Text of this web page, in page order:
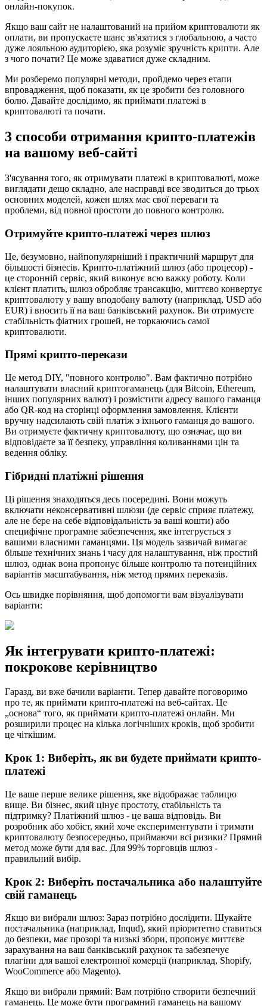
онлайн-покупок.
Якщо ваш сайт не налаштований на прийом криптовалюти як
оплати, ви пропускаєте шанс зв'язатися з глобальною, а часто
дуже лояльною аудиторією, яка розуміє зручність крипти. Але
з чого почати? Це може здаватися дуже складним.
Ми розберемо популярні методи, пройдемо через етапи
впровадження, щоб показати, як це зробити без головного
болю. Давайте дослідимо, як приймати платежі в
криптовалюті та почати.
3 способи отримання крипто-платежів
на вашому веб-сайті
З'ясування того, як отримувати платежі в криптовалюті, може
виглядати дещо складно, але насправді все зводиться до трьох
основних моделей, кожен шлях має свої переваги та
проблеми, від повної простоти до повного контролю.
Отримуйте крипто-платежі через шлюз
Це, безумовно, найпопулярніший і практичний маршрут для
більшості бізнесів. Крипто-платіжний шлюз (або процесор) -
це сторонній сервіс, який виконує всю важку роботу. Коли
клієнт платить, шлюз обробляє трансакцію, миттєво конвертує
криптовалюту у вашу вподобану валюту (наприклад, USD або
EUR) і вносить її на ваш банківський рахунок. Ви отримуєте
стабільність фіатних грошей, не торкаючись самої
криптовалюти.
Прямі крипто-перекази
Це метод DIY, "повного контролю". Вам фактично потрібно
налаштувати власний криптогаманець (для Bitcoin, Ethereum,
інших популярних валют) і розмістити адресу вашого гаманця
або QR-код на сторінці оформлення замовлення. Клієнти
вручну надсилають свій платіж з їхнього гаманця до вашого.
Ви отримуєте фактичну криптовалюту, що означає, що ви
відповідаєте за її безпеку, управління коливаннями цін та
ведення обліку.
Гібридні платіжні рішення
Ці рішення знаходяться десь посередині. Вони можуть
включати неконсервативні шлюзи (де сервіс сприяє платежу,
але не бере на себе відповідальність за ваші кошти) або
специфічне програмне забезпечення, яке інтегрується з
вашими власними гаманцями. Ця модель зазвичай вимагає
більше технічних знань і часу для налаштування, ніж простий
шлюз, однак вона пропонує більше контролю та потенційних
варіантів масштабування, ніж метод прямих переказів.
Ось швидке порівняння, щоб допомогти вам візуалізувати
варіанти:
Як інтегрувати крипто-платежі:
покрокове керівництво
Гаразд, ви вже бачили варіанти. Тепер давайте поговоримо
про те, як приймати крипто-платежі на веб-сайтах. Це
„основа“ того, як приймати крипто-платежі онлайн. Ми
розширили процес на кілька логічніших кроків, щоб зробити
це чіткішим.
Крок 1: Виберіть, як ви будете приймати крипто-
платежі
Це ваше перше велике рішення, яке відображає таблицю
вище. Ви бізнес, який цінує простоту, стабільність та
підтримку? Платіжний шлюз - це ваша відповідь. Ви
розробник або хобіст, який хоче експериментувати і тримати
криптовалюту безпосередньо, приймаючи всі ризики? Прямий
метод може бути для вас. Для 99% торговців шлюз -
правильний вибір.
Крок 2: Виберіть постачальника або налаштуйте
свій гаманець
Якщо ви вибрали шлюз: Зараз потрібно дослідити. Шукайте
постачальника (наприклад, Inqud), який пріоритетно ставиться
до безпеки, має прозорі та низькі збори, пропонує миттєве
зарахування на ваш банківський рахунок та забезпечує
плагіни для вашої електронної комерції (наприклад, Shopify,
WooCommerce або Magento).
Якщо ви вибрали прямий: Вам потрібно створити безпечний
гаманець. Це може бути програмний гаманець на вашому